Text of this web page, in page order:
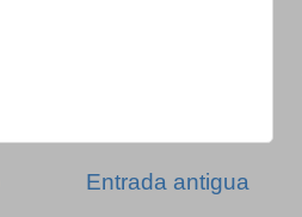
Entrada antigua